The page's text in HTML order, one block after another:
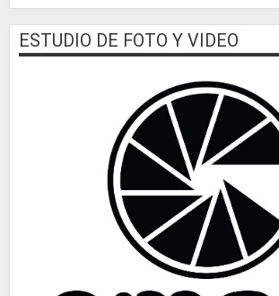
ESTUDIO DE FOTO Y VIDEO